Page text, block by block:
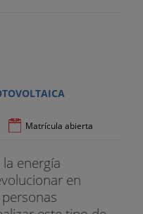
Matrícula abierta
energía
en